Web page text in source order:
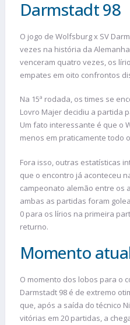
Darmstadt 98
O jogo de Wolfsburg x SV
vezes na história da
venceram quatro vezes, os
empates em oito confrontos
Na 15ª rodada, os times se
Lovro Majer decidiu a partida
Um fato interessante é que o
menos em praticamente todo
Fora isso, outras estatísticas
que o encontro já aconteceu
campeonato alemão entre os
ambas as partidas foram
0 para os lírios na primeira
returno.
Momento
O momento dos lobos para o
Darmstadt 98 é de extremo
que, após a saída do técnico
vitórias em 20 partidas, a